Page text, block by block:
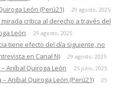
León (Perú21) 29 agosto, 2025
crítica al derecho a través del
León
29 agosto, 2025
tiene efecto del día siguiente, no
en Canal N)
29 agosto, 2025
Aníbal Quiroga León 25 julio, 2025
Aníbal Quiroga León (Perú21)
25